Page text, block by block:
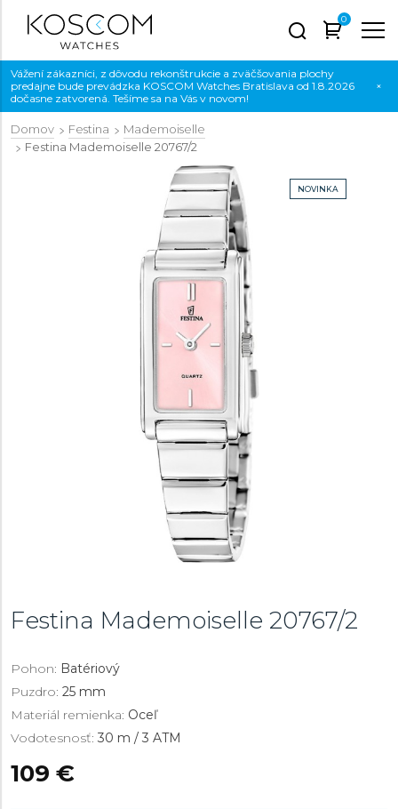
0
Vážení zákazníci, z dôvodu rekonštrukcie a zväčšovania plochy
predajne bude prevádzka KOSCOM Watches Bratislava od 1.8.2026
dočasne zatvorená. Tešíme sa na Vás v novom!
×
Domov Festina
Mademoiselle
Festina Mademoiselle 20767/2
NOVINKA
Festina Mademoiselle 20767/2
Pohon: Batériový
Puzdro: 25 mm
Materiál remienka: Oceľ
Vodotesnosť: 30 m / 3 ATM
109 €